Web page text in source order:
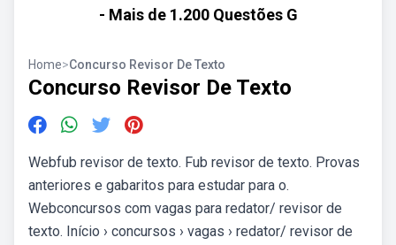
- Mais de 1.200 Questões G
Home>Concurso Revisor De Texto
Concurso Revisor De Texto
Webfub revisor de texto. Fub revisor de texto. Provas
anteriores e gabaritos para estudar para o.
Webconcursos com vagas para redator/ revisor de
texto. Início › concursos › vagas › redator/ revisor de